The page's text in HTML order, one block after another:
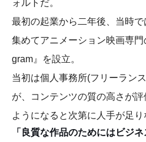
ォルトだ。
最初の起業から二年後、当時
集めてアニメーション映画専
gram』を設立。
当初は個人事務所(フリーラン
が、コンテンツの質の高さが
ようになると次第に人手が足り
「良質な作品のためにはビジネ